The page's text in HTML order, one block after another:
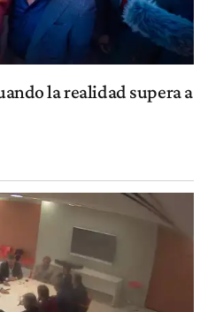
la realidad supera a